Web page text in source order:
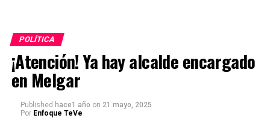
POLÍTICA
¡Atención! Ya hay alcalde encargado
en Melgar
Published hace1 año on 21 mayo, 2025
Por Enfoque TeVe